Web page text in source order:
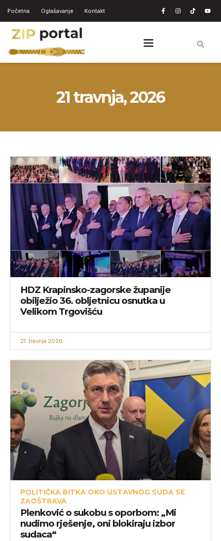
Početna Oglašavanje Kontakt
21 travnja, 2026
HDZ Krapinsko-zagorske županije
obilježio 36. obljetnicu osnutka u
Velikom Trgovišću
21. travnja 2026.
POLITIČKA BITKA OKO USTAVNOG SUDA SE
ZAOŠTRAVA
Plenković o sukobu s oporbom: „Mi
nudimo rješenje, oni blokiraju izbor
sudaca“